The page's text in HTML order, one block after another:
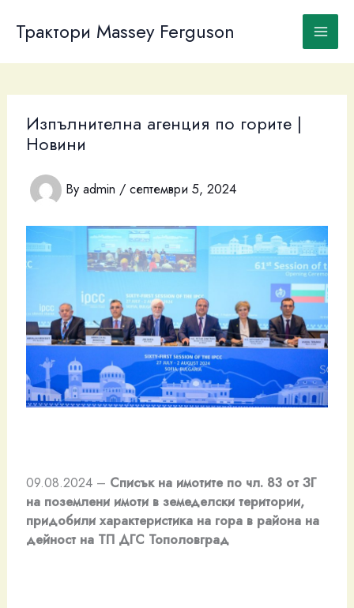
content
Трактори Massey Ferguson
Изпълнителна агенция по горите |
Новини
By admin / септември 5, 2024
09.08.2024 – Списък на имотите по чл. 83 от ЗГ
на поземлени имоти в земеделски територии,
придобили характеристика на гора в района на
дейност на ТП ДГС Тополовград